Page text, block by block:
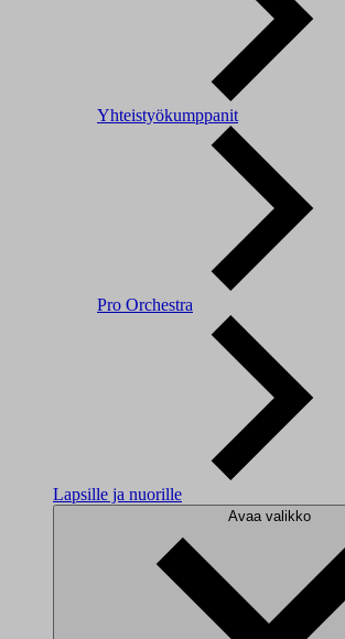
Yhteistyökumppanit
Pro Orchestra
Lapsille ja nuorille
Avaa valikko